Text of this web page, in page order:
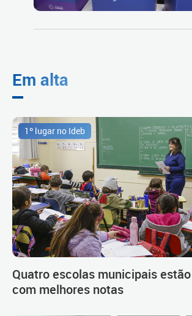
Em alta
1º lugar no Ideb
Quatro escolas municipais
com melhores notas